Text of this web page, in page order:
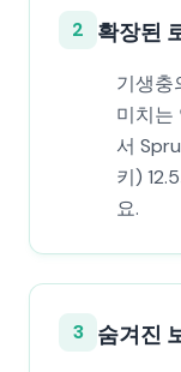
2 확장된
기생충
미치는
서
키)
요.
3 숨겨진